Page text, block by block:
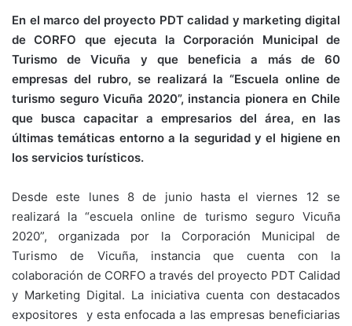
En el marco del proyecto PDT calidad y marketing digital
de CORFO que ejecuta la Corporación Municipal de
Turismo de Vicuña y que beneficia a más de 60
empresas del rubro, se realizará la “Escuela online de
turismo seguro Vicuña 2020”, instancia pionera en Chile
que busca capacitar a empresarios del área, en las
últimas temáticas entorno a la seguridad y el higiene en
los servicios turísticos.
Desde este lunes 8 de junio hasta el viernes 12 se
realizará la “escuela online de turismo seguro Vicuña
2020”, organizada por la Corporación Municipal de
Turismo de Vicuña, instancia que cuenta con la
colaboración de CORFO a través del proyecto PDT Calidad
y Marketing Digital. La iniciativa cuenta con destacados
expositores y esta enfocada a las empresas beneficiarias